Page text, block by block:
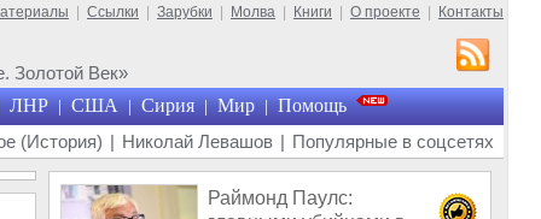
Ссылки Зарубки Молва Книги О проекте Контакты
Золотой Век»
ЛНР | США | Сирия | Мир | Помощь
(История) | Николай Левашов | Популярные в соцсетях
Раймонд Паулс: